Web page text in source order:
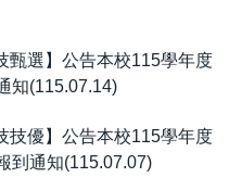
甄選】公告本校115學年度
知(115.07.14)
技優】公告本校115學年度
到通知(115.07.07)